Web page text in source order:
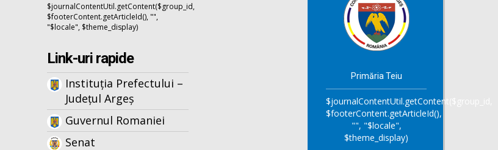
$journalContentUtil.getContent($group_id,
$footerContent.getArticleId(), "",
"$locale", $theme_display)
Link-uri rapide
Instituția Prefectului –
Județul Argeș
Guvernul Romaniei
Senat
Primăria Teiu
$journalContentUtil.getContent($group_id,
$footerContent.getArticleId(),
"", "$locale",
$theme_display)